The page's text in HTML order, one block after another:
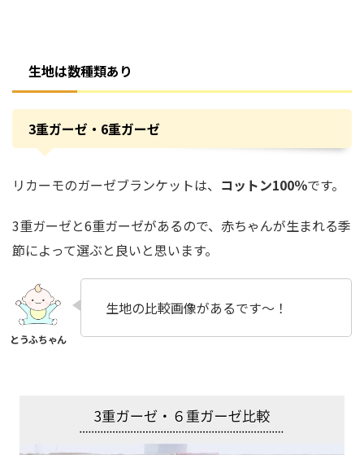
生地は数種類あり
3重ガーゼ・6重ガーゼ
リカーモのガーゼブランケットは、 コットン100％です。
3重ガーゼと6重ガーゼがあるので、赤ちゃんが生まれる季
節によって選ぶと良いと思います。
生地の比較画像があるです～！